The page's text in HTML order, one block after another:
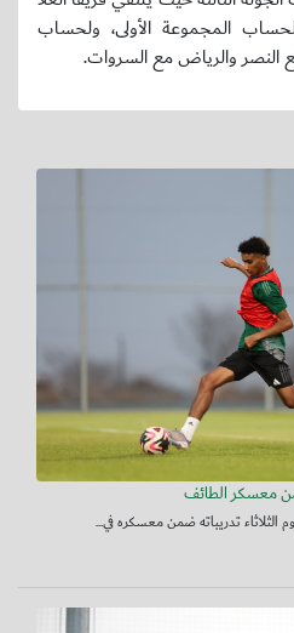
المجموعة الأولى، ولحساب
النصر والرياض مع السروات.